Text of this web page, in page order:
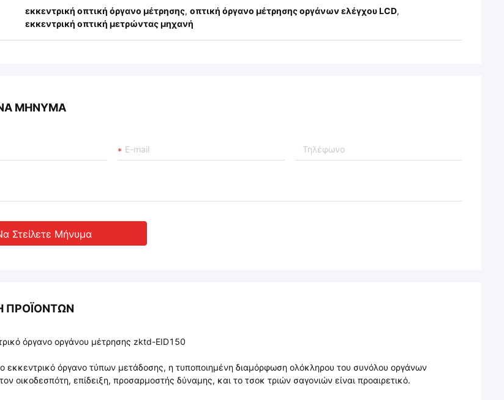
εκκεντρική οπτική όργανο μέτρησης, οπτική όργανο μέτρησης οργάνων ελέγχου LCD,
εκκεντρική οπτική μετρώντας μηχανή
ΜΉΝΥΜΑ
Στείλετε Μήνυμα
ΠΡΟΪΌΝΤΩΝ
όργανο οργάνου μέτρησης zktd-EID150
εκκεντρικό όργανο τύπων μετάδοσης, η τυποποιημένη διαμόρφωση ολόκληρου του συνόλου οργάνων
οικοδεσπότη, επίδειξη, προσαρμοστής δύναμης, και το τσοκ τριών σαγονιών είναι προαιρετικό.